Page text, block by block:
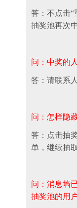
答：不点击“
抽奖池再次
问：中奖的
答：请联系
问：怎样隐
答：点击抽
单，继续抽
问：消息墙
抽奖池的用